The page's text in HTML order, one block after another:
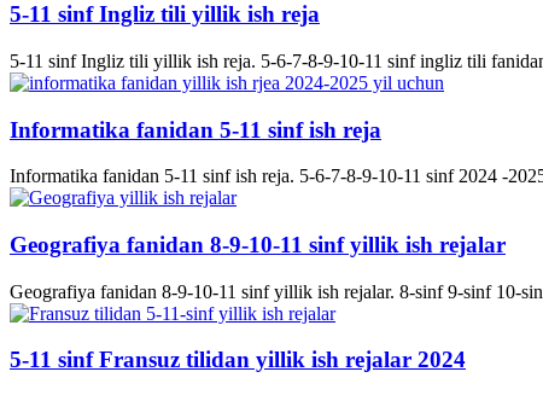
5-11 sinf Ingliz tili yillik ish reja
5-11 sinf Ingliz tili yillik ish reja. 5-6-7-8-9-10-11 sinf ingliz tili
Informatika fanidan 5-11 sinf ish reja
Informatika fanidan 5-11 sinf ish reja. 5-6-7-8-9-10-11 sinf 2024 -
Geografiya fanidan 8-9-10-11 sinf yillik ish rejalar
Geografiya fanidan 8-9-10-11 sinf yillik ish rejalar. 8-sinf 9-sinf 10-
5-11 sinf Fransuz tilidan yillik ish rejalar 2024